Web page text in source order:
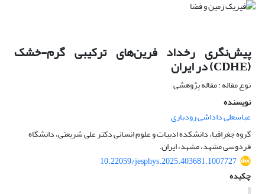
پیش‌نگری رخداد فرین‌های ترکیبی گرم-خشک
(CDHE) در ایران
نوع مقاله : مقاله پژوهشی
نویسنده
عباسعلی داداشی رودباری
گروه جغرافیا، دانشکده ادبیات و علوم انسانى دکتر على شریعتى، دانشگاه
فردوسی مشهد، مشهد، ایران.
10.22059/jesphys.2025.403681.1007727
چکیده